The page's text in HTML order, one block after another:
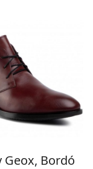
Geox, Bordó